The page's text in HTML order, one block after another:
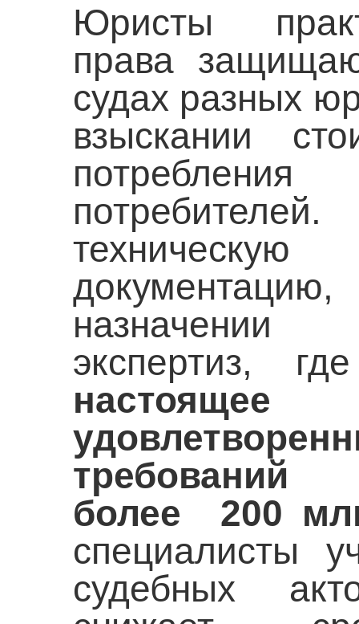
Юристы
права
судах разных
взыскании
назначении
экспертиз,
требований
более 200
специалисты
судебных